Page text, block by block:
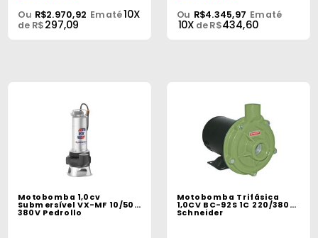
Ou R$2.970,92 Em até10X
de R$297,09
Ou R$4.345,97 Em até
10X de R$434,60
Motobomba 1,0cv
Submersível VX-MF 10/50
380V Pedrollo
Motobomba Trifásica
1,0CV BC-92S 1C 220/380V
Schneider